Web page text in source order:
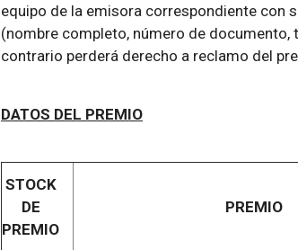
equipo de la emisora correspondiente con
(nombre completo, número de documento,
contrario perderá derecho a reclamo del
DATOS DEL PREMIO
STOCK
DE
PREMIO
PREMIO